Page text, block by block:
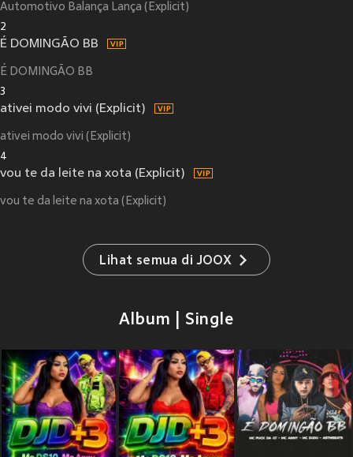
Automotivo Balança Lança (Explicit)
2
É DOMINGÃO BB
É DOMINGÃO BB
3
ativei modo vivi (Explicit)
ativei modo vivi (Explicit)
4
vou te da leite na xota (Explicit)
vou te da leite na xota (Explicit)
Lihat semua di JOOX
Album | Single